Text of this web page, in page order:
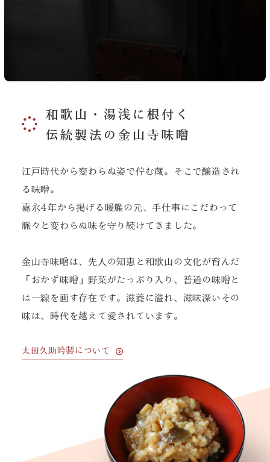
江戸時代から変わらぬ姿で佇む蔵。そこで醸造され
る味噌。
嘉永4年から掲げる暖簾の元、手仕事にこだわって
脈々と変わらぬ味を守り続けてきました。
金山寺味噌は、先人の知恵と和歌山の文化が育んだ
「おかず味噌」 野菜がたっぷり入り、普通の味噌と
は一線を画す存在です。滋養に溢れ、滋味深いその
味は、時代を越えて愛されています。
太田久助吟製について
和歌山・湯浅に根付く
伝統製法の金山寺味噌